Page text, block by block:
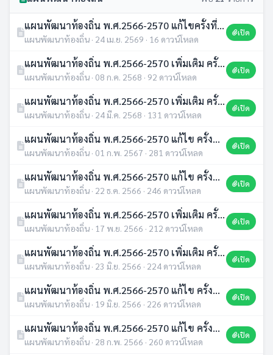
แผนพัฒนาท้องถิ่น พ.ศ.2566-2570 แก้ไขครั้งที่ 1/2569
แผนพัฒนาท้องถิ่น · 24 เม.ย. 2569 · 16 ดาวน์โหลด
เปิด
แผนพัฒนาท้องถิ่น พ.ศ.2566-2570 เพิ่มเติม ครั้งที่ 2/2568
แผนพัฒนาท้องถิ่น · 08 ก.ค. 2568 · 92 ดาวน์โหลด
เปิด
แผนพัฒนาท้องถิ่น พ.ศ.2566-2570 เพิ่มเติม ครั้งที่ 1/2568
แผนพัฒนาท้องถิ่น · 24 มี.ค. 2568 · 131 ดาวน์โหลด
เปิด
แผนพัฒนาท้องถิ่น พ.ศ.2566-2570 แก้ไข ครั้งที่ 1/2567
แผนพัฒนาท้องถิ่น · 01 ก.พ. 2567 · 281 ดาวน์โหลด
เปิด
แผนพัฒนาท้องถิ่น พ.ศ.2566-2570 แก้ไข ครั้งที่ 4/2566
แผนพัฒนาท้องถิ่น · 22 ธ.ค. 2566 · 246 ดาวน์โหลด
เปิด
แผนพัฒนาท้องถิ่น พ.ศ.2566-2570 เพิ่มเติม ครั้งที่ 2/2566
แผนพัฒนาท้องถิ่น · 17 พ.ย. 2566 · 212 ดาวน์โหลด
เปิด
แผนพัฒนาท้องถิ่น พ.ศ.2566-2570 เพิ่มเติม ครั้งที่ 1/2566
แผนพัฒนาท้องถิ่น · 23 มิ.ย. 2566 · 224 ดาวน์โหลด
เปิด
แผนพัฒนาท้องถิ่น พ.ศ.2566-2570 แก้ไข ครั้งที่ 3/2566
แผนพัฒนาท้องถิ่น · 19 มิ.ย. 2566 · 226 ดาวน์โหลด
เปิด
แผนพัฒนาท้องถิ่น พ.ศ.2566-2570 แก้ไข ครั้งที่ 2/2566
แผนพัฒนาท้องถิ่น · 28 ก.พ. 2566 · 260 ดาวน์โหลด
เปิด